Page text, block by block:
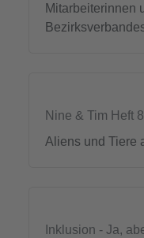
Mitarbeiterinnen
Nine & Tim Heft
Aliens und Tiere
Inklusion - Ja,